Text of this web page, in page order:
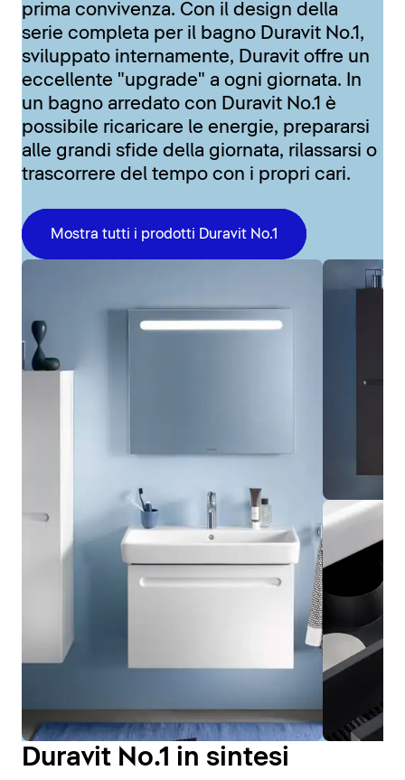
prima convivenza. Con il design della
serie completa per il bagno Duravit No.1,
sviluppato internamente, Duravit offre un
eccellente "upgrade" a ogni giornata. In
un bagno arredato con Duravit No.1 è
possibile ricaricare le energie, prepararsi
alle grandi sfide della giornata, rilassarsi o
trascorrere del tempo con i propri cari.
Mostra tutti i prodotti Duravit No.1
Duravit No.1 in sintesi